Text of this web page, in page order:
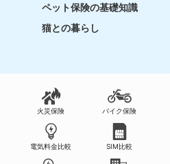
ペット保険の基礎知識
猫との暮らし
火災保険 バイク保険
電気料金比較 SIM比較